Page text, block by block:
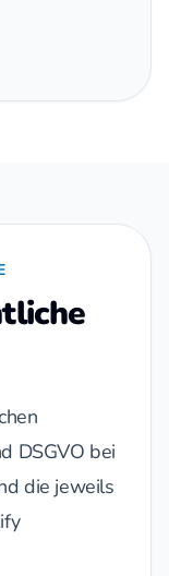
DSGVO bei
die jeweils